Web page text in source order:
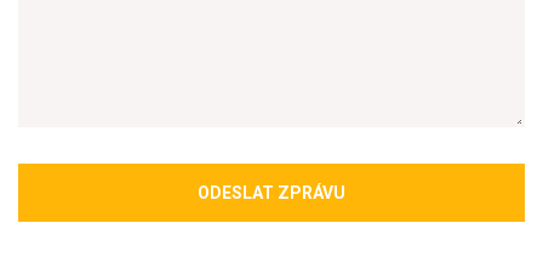
ODESLAT ZPRÁVU